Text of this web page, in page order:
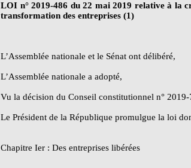
LOI n° 2019-486 du 22 mai 2019 relative à la
transformation des entreprises (1)
L’Assemblée nationale et le Sénat ont délibéré,
L’Assemblée nationale a adopté,
Vu la décision du Conseil constitutionnel n°
Le Président de la République promulgue la loi
Chapitre Ier : Des entreprises libérées